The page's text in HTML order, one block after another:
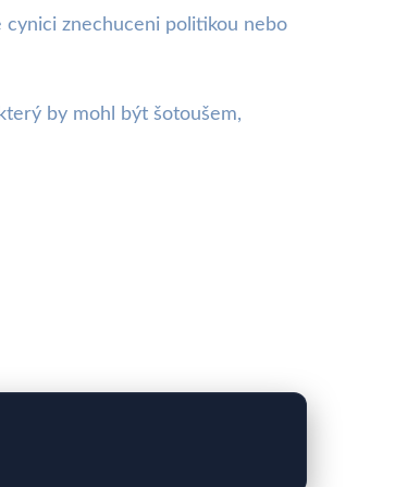
cynici znechuceni politikou nebo
by mohl být šotoušem,